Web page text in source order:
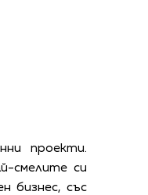
проекти.
смелите си
бизнес, със